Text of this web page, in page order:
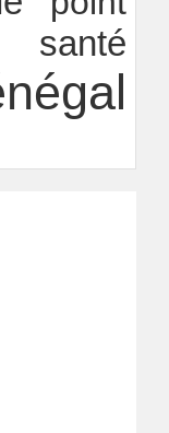
santé